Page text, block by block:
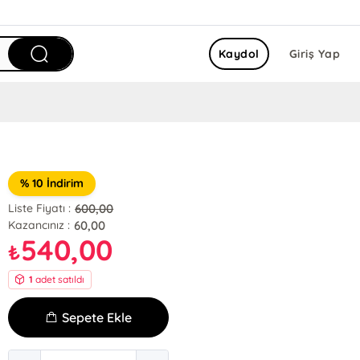
Giriş Yap
Kaydol
% 10 İndirim
Liste Fiyatı : 600,00
Kazancınız : 60,00
₺540,00
1 adet satıldı
Sepete Ekle